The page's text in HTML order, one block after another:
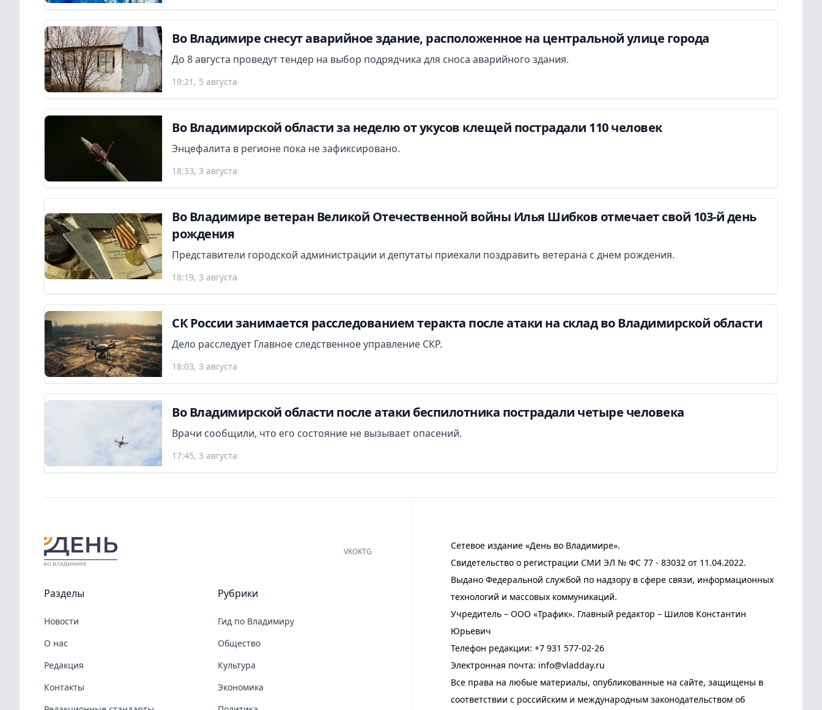
Во Владимире снесут аварийное здание, расположенное на центральной улице города
До 8 августа проведут тендер на выбор подрядчика для сноса аварийного здания.
19:21, 5 августа
Во Владимирской области за неделю от укусов клещей пострадали 110 человек
Энцефалита в регионе пока не зафиксировано.
18:33, 3 августа
Во Владимире ветеран Великой Отечественной войны Илья Шибков отмечает свой 103-й день
рождения
Представители городской администрации и депутаты приехали поздравить ветерана с днем рождения.
18:19, 3 августа
СК России занимается расследованием теракта после атаки на склад во Владимирской области
Дело расследует Главное следственное управление СКР.
18:03, 3 августа
Во Владимирской области после атаки беспилотника пострадали четыре человека
Врачи сообщили, что его состояние не вызывает опасений.
17:45, 3 августа
Сетевое издание «День во Владимире».
Свидетельство о регистрации СМИ ЭЛ № ФС 77 - 83032 от 11.04.2022.
Выдано Федеральной службой по надзору в сфере связи, информационных
технологий и массовых коммуникаций.
Учредитель – ООО «Трафик». Главный редактор – Шилов Константин
Юрьевич
Телефон редакции: +7 931 577-02-26
Электронная почта: info@vladday.ru
Все права на любые материалы, опубликованные на сайте, защищены в
соответствии с российским и международным законодательством об
VKOKTG
Разделы
Новости
О нас
Редакция
Контакты
Рубрики
Гид по Владимиру
Общество
Культура
Экономика